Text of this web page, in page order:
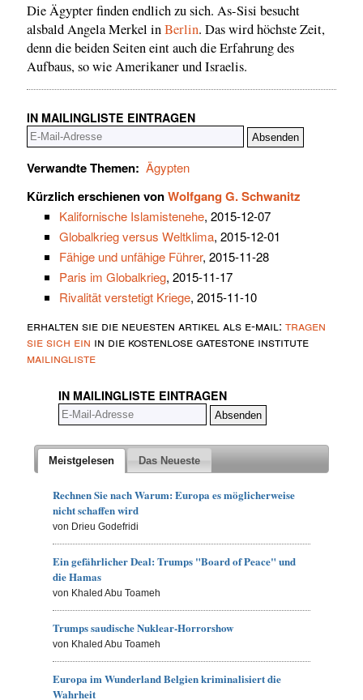
Die Ägypter finden endlich zu sich. As-Sisi besucht
alsbald Angela Merkel inBerlin. Das wird höchste Zeit,
denn die beiden Seiten eint auch die Erfahrung des
Aufbaus, so wie Amerikaner und Israelis.
IN MAILINGLISTE EINTRAGEN
Verwandte Themen: Ägypten
Kürzlich erschienen vonWolfgang G. Schwanitz
Kalifornische Islamistenehe, 2015-12-07
Globalkrieg versus Weltklima, 2015-12-01
Fähige und unfähige Führer, 2015-11-28
Paris im Globalkrieg, 2015-11-17
Rivalität verstetigt Kriege, 2015-11-10
erhalten sie die neuesten artikel als e-mail: tragen
sie sich ein in die kostenlose gatestone institute
mailingliste
IN MAILINGLISTE EINTRAGEN
Meistgelesen Das Neueste
Rechnen Sie nach Warum: Europa es möglicherweise
nicht schaffen wird
von Drieu Godefridi
Ein gefährlicher Deal: Trumps "Board of Peace" und
die Hamas
von Khaled Abu Toameh
Trumps saudische Nuklear-Horrorshow
von Khaled Abu Toameh
Europa im Wunderland Belgien kriminalisiert die
Wahrheit